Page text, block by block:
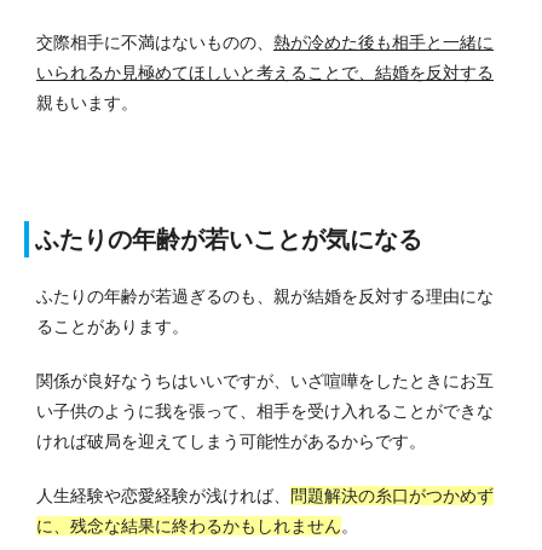
交際相手に不満はないものの、 熱が冷めた後も相手と一緒に
いられるか見極めてほしいと考えることで、結婚を反対する
親もいます。
ふたりの年齢が若いことが気になる
ふたりの年齢が若過ぎるのも、親が結婚を反対する理由にな
ることがあります。
関係が良好なうちはいいですが、いざ喧嘩をしたときにお互
い子供のように我を張って、相手を受け入れることができな
ければ破局を迎えてしまう可能性があるからです。
人生経験や恋愛経験が浅ければ、
問題解決の糸口がつかめず
に、残念な結果に終わるかもしれません。